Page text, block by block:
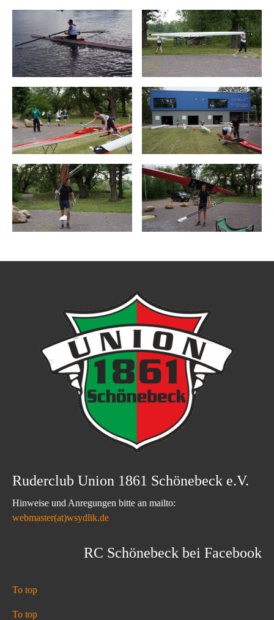
Ruderclub Union 1861 Schönebeck e.V.
Hinweise und Anregungen bitte an mailto:
webmaster(at)wsydlik.de
RC Schönebeck bei Facebook
To top
To top